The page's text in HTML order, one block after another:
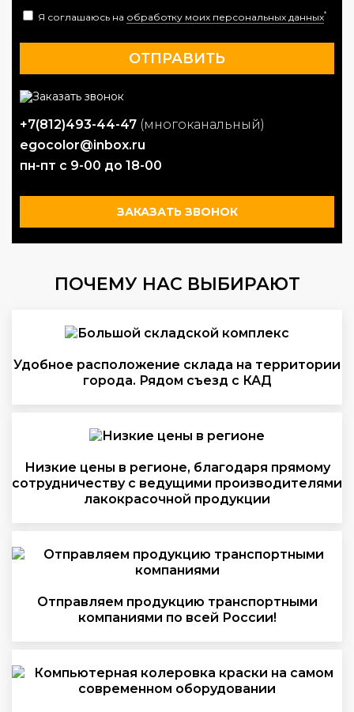
Я соглашаюсь на обработку моих персональных данных*
+7(812)493-44-47 (многоканальный)
egocolor@inbox.ru
пн-пт с 9-00 до 18-00
ЗАКАЗАТЬ ЗВОНОК
ПОЧЕМУ НАС ВЫБИРАЮТ
Удобное расположение склада на территории
города. Рядом съезд с КАД
Низкие цены в регионе, благодаря прямому
сотрудничеству с ведущими производителями
лакокрасочной продукции
Отправляем продукцию транспортными
компаниями по всей России!